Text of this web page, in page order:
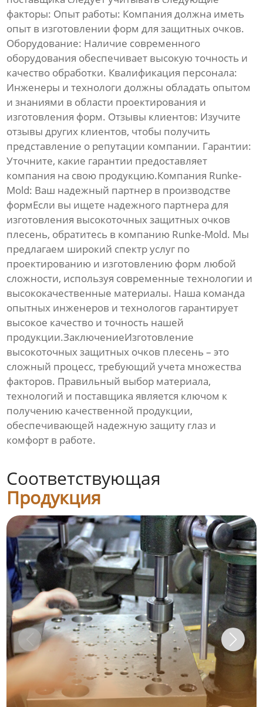
факторы: Опыт работы: Компания должна иметь
опыт в изготовлении форм для защитных очков.
Оборудование: Наличие современного
оборудования обеспечивает высокую точность и
качество обработки. Квалификация персонала:
Инженеры и технологи должны обладать опытом
и знаниями в области проектирования и
изготовления форм. Отзывы клиентов: Изучите
отзывы других клиентов, чтобы получить
представление о репутации компании. Гарантии:
Уточните, какие гарантии предоставляет
компания на свою продукцию.Компания Runke-
Mold: Ваш надежный партнер в производстве
формЕсли вы ищете надежного партнера для
изготовления высокоточных защитных очков
плесень, обратитесь в компанию Runke-Mold. Мы
предлагаем широкий спектр услуг по
проектированию и изготовлению форм любой
сложности, используя современные технологии и
высококачественные материалы. Наша команда
опытных инженеров и технологов гарантирует
высокое качество и точность нашей
продукции.ЗаключениеИзготовление
высокоточных защитных очков плесень – это
сложный процесс, требующий учета множества
факторов. Правильный выбор материала,
технологий и поставщика является ключом к
получению качественной продукции,
обеспечивающей надежную защиту глаз и
комфорт в работе.
Соответствующая
Продукция